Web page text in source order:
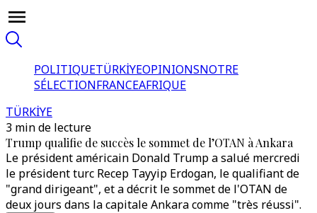
POLITIQUETÜRKİYEOPINIONSNOTRE
SÉLECTIONFRANCEAFRIQUE
TÜRKİYE
3 min de lecture
Trump qualifie de succès le sommet de l’OTAN à Ankara
Le président américain Donald Trump a salué mercredi
le président turc Recep Tayyip Erdogan, le qualifiant de
"grand dirigeant", et a décrit le sommet de l'OTAN de
deux jours dans la capitale Ankara comme "très réussi".